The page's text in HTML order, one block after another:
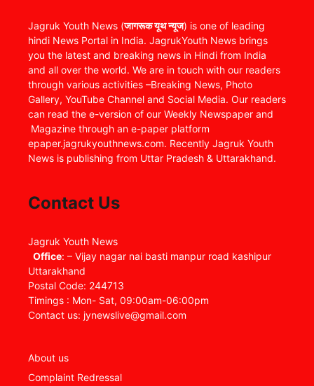
Jagruk Youth News (जागरूक यूथ न्यूज) is one of leading
hindi News Portal in India. JagrukYouth News brings
you the latest and breaking news in Hindi from India
and all over the world. We are in touch with our readers
through various activities –Breaking News, Photo
Gallery, YouTube Channel and Social Media. Our readers
can read the e-version of our Weekly Newspaper and
Magazine through an e-paper platform
epaper.jagrukyouthnews.com. Recently Jagruk Youth
News is publishing from Uttar Pradesh & Uttarakhand.
Contact Us
Jagruk Youth News
Office: – Vijay nagar nai basti manpur road kashipur
Uttarakhand
Postal Code: 244713
Timings : Mon- Sat, 09:00am-06:00pm
Contact us: jynewslive@gmail.com
About us
Complaint Redressal